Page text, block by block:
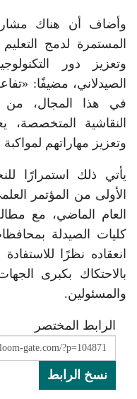
وأضاف أن هناك
المستمرة لدمج
وتعزيز دور
الصيدلاني، مضيفًا:
في هذا المجال،
النقاشية المتخصصة،
وتعزيز مهاراتهم
يأتي ذلك استمرارًا
الأولى من المؤتمر
العام الماضي، مع
كليات الصيدلة
انعقاده نظرًا
بالاحتكاك بكبرى
والمسئولين.
الرابط المختصر
نسخ الرابط